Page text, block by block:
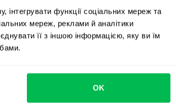
функції соціальних мереж та
мереж, реклами й аналітики
її з іншою інформацією, яку ви їм
OK